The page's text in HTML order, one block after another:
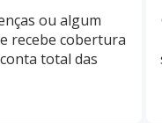
ou algum
recebe cobertura
total das